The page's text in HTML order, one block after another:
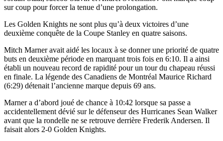
sur coup pour forcer la tenue d’une prolongation.
Les Golden Knights ne sont plus qu’à deux victoires d’une
deuxième conquête de la Coupe Stanley en quatre saisons.
Mitch Marner avait aidé les locaux à se donner une priorité de quatre
buts en deuxième période en marquant trois fois en 6:10. Il a ainsi
établi un nouveau record de rapidité pour un tour du chapeau réussi
en finale. La légende des Canadiens de Montréal Maurice Richard
(6:29) détenait l’ancienne marque depuis 69 ans.
Marner a d’abord joué de chance à 10:42 lorsque sa passe a
accidentellement dévié sur le défenseur des Hurricanes Sean Walker
avant que la rondelle ne se retrouve derrière Frederik Andersen. Il
faisait alors 2-0 Golden Knights.